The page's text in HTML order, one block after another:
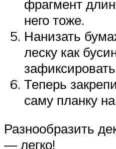
фрагмент
него тоже.
Нанизать
леску как
Теперь
саму планку
Разнообразить
— легко!